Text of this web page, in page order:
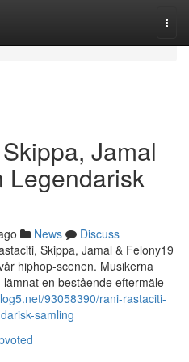
Jamal
Legendarisk
News
Discuss
Skippa, Jamal & Felony19
hiphop-scenen. Musikerna
en bestående eftermäle
93058390/rani-rastaciti-
samling